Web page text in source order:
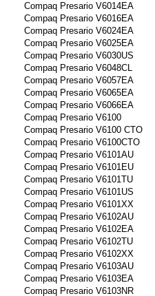
Compaq Presario V6014EA
Compaq Presario V6016EA
Compaq Presario V6024EA
Compaq Presario V6025EA
Compaq Presario V6030US
Compaq Presario V6048CL
Compaq Presario V6057EA
Compaq Presario V6065EA
Compaq Presario V6066EA
Compaq Presario V6100
Compaq Presario V6100 CTO
Compaq Presario V6100CTO
Compaq Presario V6101AU
Compaq Presario V6101EU
Compaq Presario V6101TU
Compaq Presario V6101US
Compaq Presario V6101XX
Compaq Presario V6102AU
Compaq Presario V6102EA
Compaq Presario V6102TU
Compaq Presario V6102XX
Compaq Presario V6103AU
Compaq Presario V6103EA
Compaq Presario V6103NR